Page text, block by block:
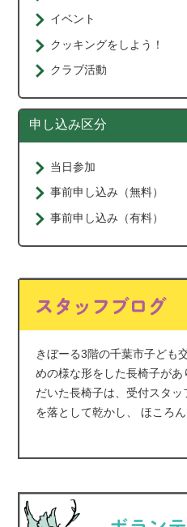
イベント
クッキングをしよう！
クラブ活動
申し込み区分
当日参加
事前申し込み（無料）
事前申し込み（有料）
きぼーる3階の千葉市子ども
めの様な形をした長椅子が
だいた長椅子は、受付スタ
を落として乾かし、 ほころ